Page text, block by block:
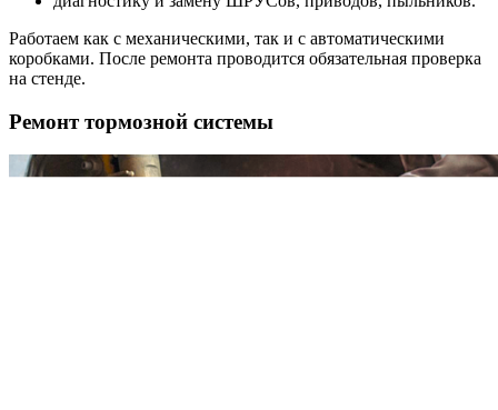
Работаем как с механическими, так и с автоматическими
коробками. После ремонта проводится обязательная проверка
на стенде.
Ремонт тормозной системы